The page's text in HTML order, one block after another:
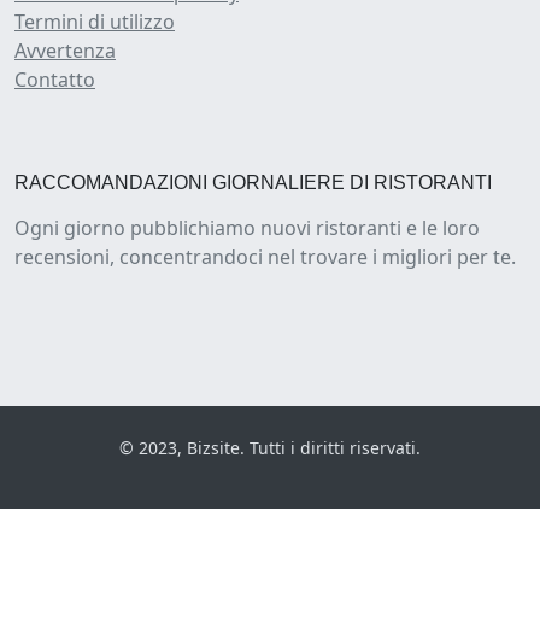
Termini di utilizzo
Avvertenza
Contatto
RACCOMANDAZIONI GIORNALIERE DI RISTORANTI
Ogni giorno pubblichiamo nuovi ristoranti e le loro
recensioni, concentrandoci nel trovare i migliori per te.
© 2023, Bizsite. Tutti i diritti riservati.